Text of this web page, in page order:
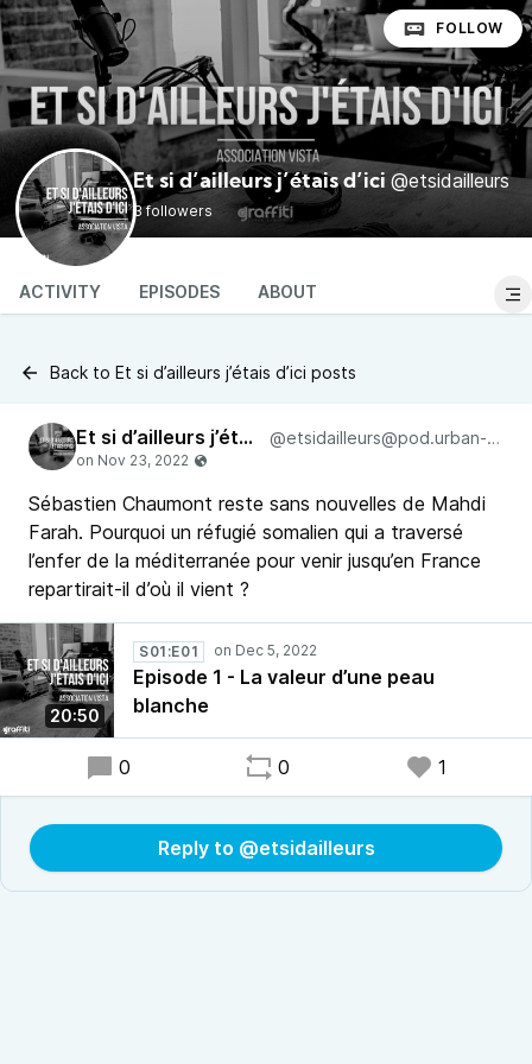
Et si d’ailleurs j’étais d’ici @etsidailleurs
3 followers
FOLLOW
ACTIVITY EPISODES ABOUT
Back to Et si d’ailleurs j’étais d’ici posts
Et si d’ailleurs j’étais d’ici @etsidailleurs@pod.urban-radio.com
Sébastien Chaumont reste sans nouvelles de Mahdi
Farah. Pourquoi un réfugié somalien qui a traversé
l’enfer de la méditerranée pour venir jusqu’en France
repartirait-il d’où il vient ?
20:50
S01:E01
Episode 1 - La valeur d’une peau
blanche
0 0 1
Reply to @etsidailleurs